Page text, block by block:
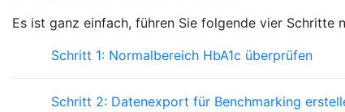
Es ist ganz einfach, führen Sie folgende vier Schritte
Schritt 1: Normalbereich HbA1c überprüfen
Schritt 2: Datenexport für Benchmarking